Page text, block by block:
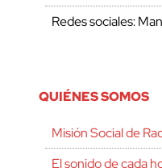
Redes sociales:
QUIÉNES SOMOS
Misión Social de
El sonido de cada